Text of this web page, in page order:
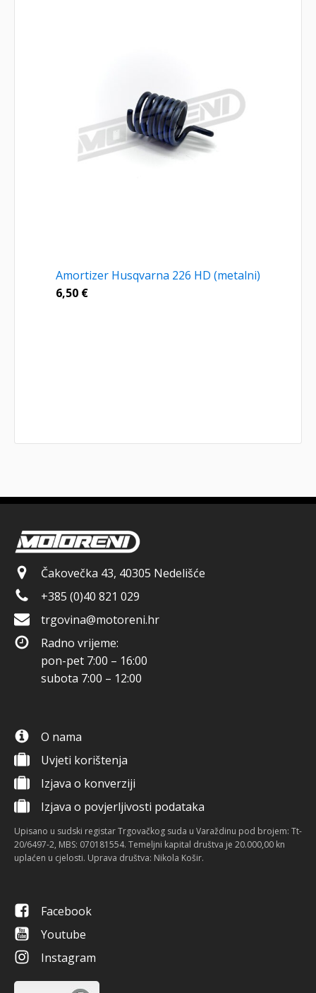
Amortizer Husqvarna 226 HD (metalni)
6,50 €
Čakovečka 43, 40305 Nedelišće
+385 (0)40 821 029
trgovina@motoreni.hr
Radno vrijeme:
pon-pet 7:00 – 16:00
subota 7:00 – 12:00
O nama
Uvjeti korištenja
Izjava o konverziji
Izjava o povjerljivosti podataka
Upisano u sudski registar Trgovačkog suda u Varaždinu pod brojem: Tt-
20/6497-2, MBS: 070181554. Temeljni kapital društva je 20.000,00 kn
uplaćen u cjelosti. Uprava društva: Nikola Košir.
Facebook
Youtube
Instagram